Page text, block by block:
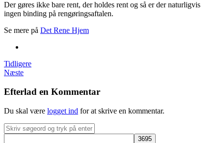
Der gøres ikke bare rent, der holdes rent og så er der naturligvis
ingen binding på rengøringsaftalen.
Se mere på Det Rene Hjem
Tidligere
Næste
Efterlad en Kommentar
Du skal være logget ind for at skrive en kommentar.